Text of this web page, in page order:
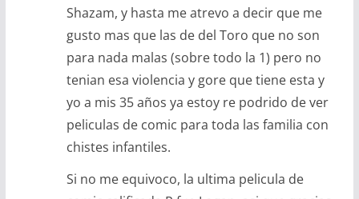
Shazam, y hasta me atrevo a decir que me
gusto mas que las de del Toro que no son
para nada malas (sobre todo la 1) pero no
tenian esa violencia y gore que tiene esta y
yo a mis 35 años ya estoy re podrido de ver
peliculas de comic para toda las familia con
chistes infantiles.
Si no me equivoco, la ultima pelicula de